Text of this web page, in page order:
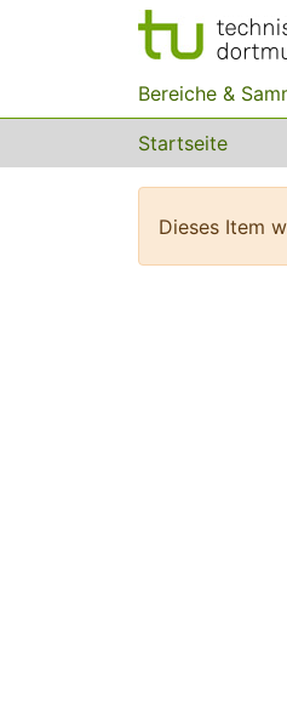
Bereiche &
Startseite
Dieses Item